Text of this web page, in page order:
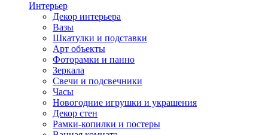
Интерьер
Декор интерьера
Вазы
Шкатулки и подставки
Арт объекты
Фоторамки и панно
Зеркала
Свечи и подсвечники
Часы
Новогодние игрушки и украшения
Декор стен
Рамки-копилки и постеры